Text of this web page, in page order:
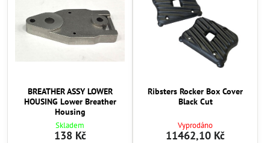
BREATHER ASSY LOWER
HOUSING Lower Breather
Housing
Skladem
138 Kč
Ribsters Rocker Box Cover
Black Cut
Vyprodáno
11462,10 Kč